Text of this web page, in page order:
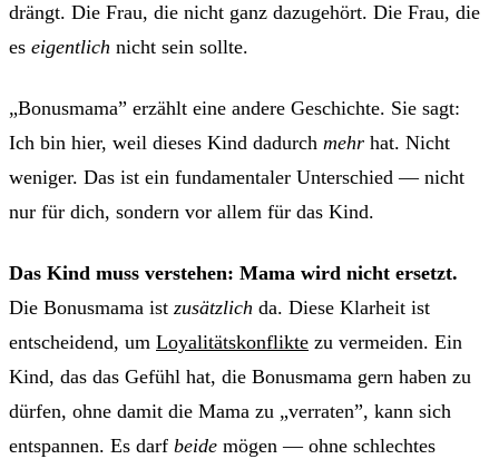
drängt. Die Frau, die nicht ganz dazugehört. Die Frau, die
es eigentlich nicht sein sollte.
„Bonusmama” erzählt eine andere Geschichte. Sie sagt:
Ich bin hier, weil dieses Kind dadurch mehr hat. Nicht
weniger. Das ist ein fundamentaler Unterschied — nicht
nur für dich, sondern vor allem für das Kind.
Das Kind muss verstehen: Mama wird nicht ersetzt.
Die Bonusmama ist zusätzlich da. Diese Klarheit ist
entscheidend, um Loyalitätskonflikte zu vermeiden. Ein
Kind, das das Gefühl hat, die Bonusmama gern haben zu
dürfen, ohne damit die Mama zu „verraten”, kann sich
entspannen. Es darf beide mögen — ohne schlechtes